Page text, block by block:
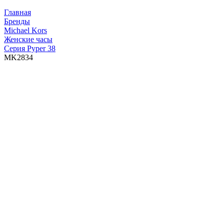
Главная
Бренды
Michael Kors
Женские часы
Серия Pyper 38
MK2834